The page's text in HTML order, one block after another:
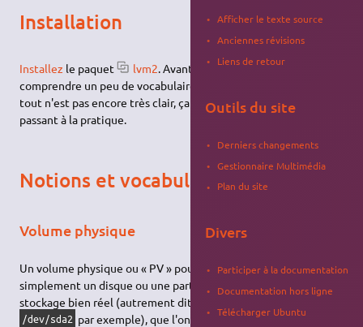
Installation
Installez le paquet lvm2. Avant d'utiliser LVM, il faut
comprendre un peu de vocabulaire. Ne vous inquiétez pas si
tout n'est pas encore très clair, ça viendra au fur et à mesure, en
passant à la pratique.
Notions et vocabulaire
Volume physique
Un volume physique ou « PV » pour «physical volume» est tout
simplement un disque ou une partition. Bref, c'est un espace de
stockage bien réel (autrement dit un périphérique de la forme
/dev/sda2 par exemple), que l'on va confier à LVM. Bien
Afficher le texte source
Anciennes révisions
Liens de retour
Outils du site
Derniers changements
Gestionnaire Multimédia
Plan du site
Divers
Participer à la documentation
Documentation hors ligne
Télécharger Ubuntu